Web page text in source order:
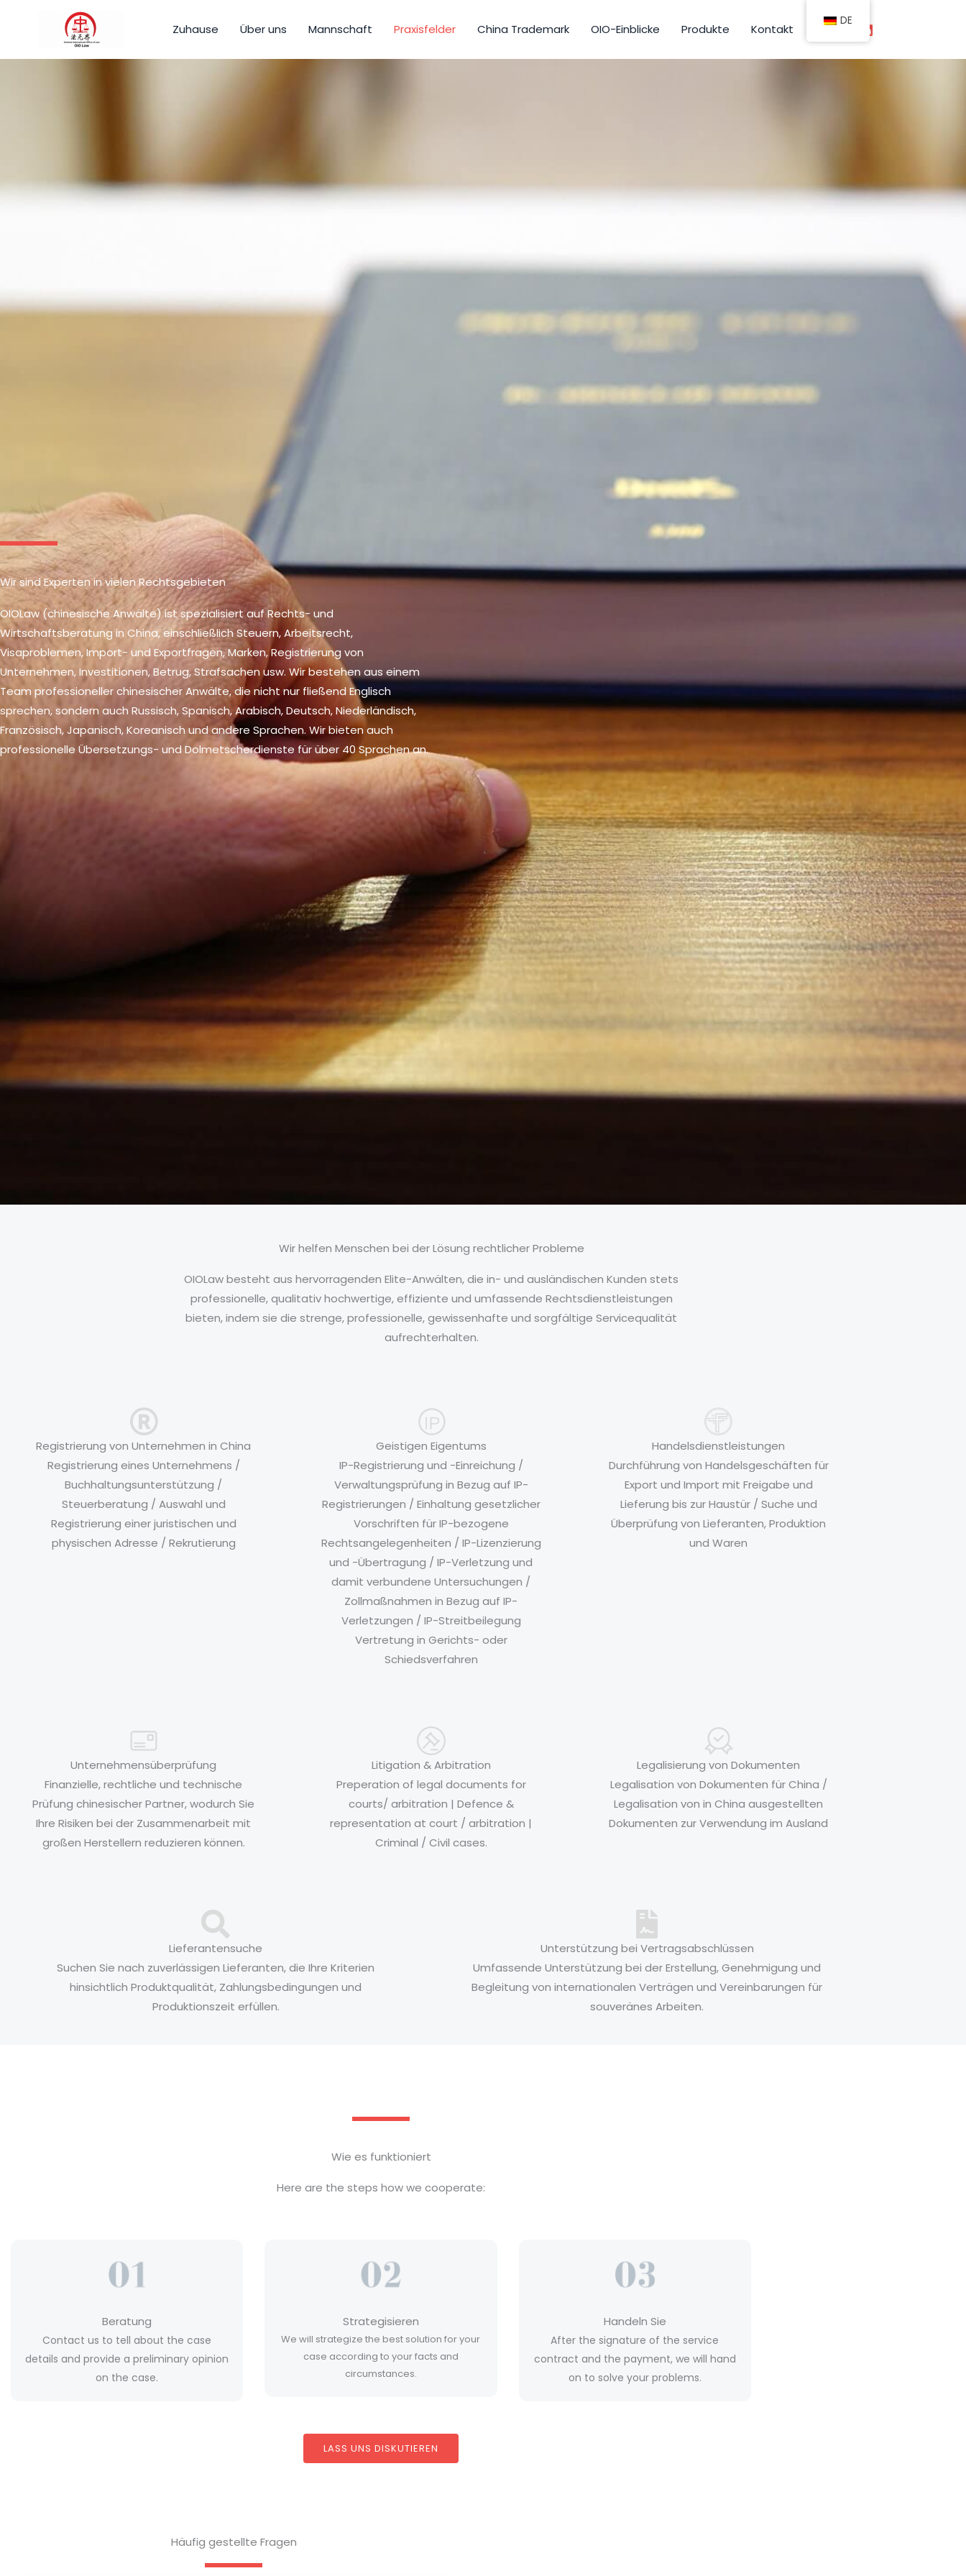
Zuhause Über uns Mannschaft Praxisfelder China Trademark OIO-Einblicke Produkte Kontakt
Wir sind Experten in vielen Rechtsgebieten
OIOLaw (chinesische Anwälte) ist spezialisiert auf Rechts- und
Wirtschaftsberatung in China, einschließlich Steuern, Arbeitsrecht,
Visaproblemen, Import- und Exportfragen, Marken, Registrierung von
Unternehmen, Investitionen, Betrug, Strafsachen usw. Wir bestehen aus einem
Team professioneller chinesischer Anwälte, die nicht nur fließend Englisch
sprechen, sondern auch Russisch, Spanisch, Arabisch, Deutsch, Niederländisch,
Französisch, Japanisch, Koreanisch und andere Sprachen. Wir bieten auch
professionelle Übersetzungs- und Dolmetscherdienste für über 40 Sprachen an.
Wir helfen Menschen bei der Lösung rechtlicher Probleme
OIOLaw besteht aus hervorragenden Elite-Anwälten, die in- und ausländischen Kunden stets
professionelle, qualitativ hochwertige, effiziente und umfassende Rechtsdienstleistungen
bieten, indem sie die strenge, professionelle, gewissenhafte und sorgfältige Servicequalität
aufrechterhalten.
Registrierung von Unternehmen in China
Registrierung eines Unternehmens /
Buchhaltungsunterstützung /
Steuerberatung / Auswahl und
Registrierung einer juristischen und
physischen Adresse / Rekrutierung
Geistigen Eigentums
IP-Registrierung und -Einreichung /
Verwaltungsprüfung in Bezug auf IP-
Registrierungen / Einhaltung gesetzlicher
Vorschriften für IP-bezogene
Rechtsangelegenheiten / IP-Lizenzierung
und -Übertragung / IP-Verletzung und
damit verbundene Untersuchungen /
Zollmaßnahmen in Bezug auf IP-
Verletzungen / IP-Streitbeilegung
Vertretung in Gerichts- oder
Schiedsverfahren
Handelsdienstleistungen
Durchführung von Handelsgeschäften für
Export und Import mit Freigabe und
Lieferung bis zur Haustür / Suche und
Überprüfung von Lieferanten, Produktion
und Waren
Unternehmensüberprüfung
Finanzielle, rechtliche und technische
Prüfung chinesischer Partner, wodurch Sie
Ihre Risiken bei der Zusammenarbeit mit
großen Herstellern reduzieren können.
Litigation & Arbitration
Preperation of legal documents for
courts/ arbitration | Defence &
representation at court / arbitration |
Criminal / Civil cases.
Legalisierung von Dokumenten
Legalisation von Dokumenten für China /
Legalisation von in China ausgestellten
Dokumenten zur Verwendung im Ausland
Lieferantensuche
Suchen Sie nach zuverlässigen Lieferanten, die Ihre Kriterien
hinsichtlich Produktqualität, Zahlungsbedingungen und
Produktionszeit erfüllen.
Unterstützung bei Vertragsabschlüssen
Umfassende Unterstützung bei der Erstellung, Genehmigung und
Begleitung von internationalen Verträgen und Vereinbarungen für
souveränes Arbeiten.
Wie es funktioniert
Here are the steps how we cooperate:
Beratung
Contact us to tell about the case
details and provide a preliminary opinion
on the case.
Strategisieren
We will strategize the best solution for your
case according to your facts and
circumstances.
Handeln Sie
After the signature of the service
contract and the payment, we will hand
on to solve your problems.
LASS UNS DISKUTIEREN
Häufig gestellte Fragen
DE